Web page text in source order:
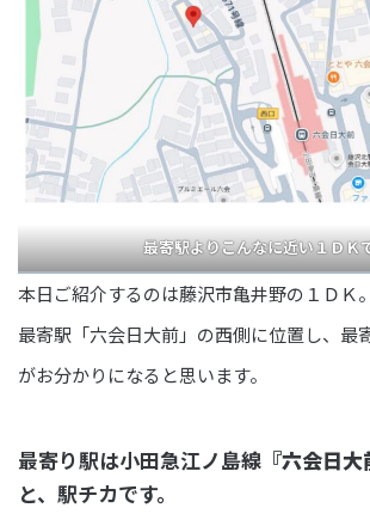
最寄駅よりこんなに近い１ＤＫ
本日ご紹介するのは藤沢市亀井野の１ＤＫ
最寄駅「六会日大前」の西側に位置し、最
がお分かりになると思います。
最寄り駅は小田急江ノ島線 『六会日
と、駅チカです。